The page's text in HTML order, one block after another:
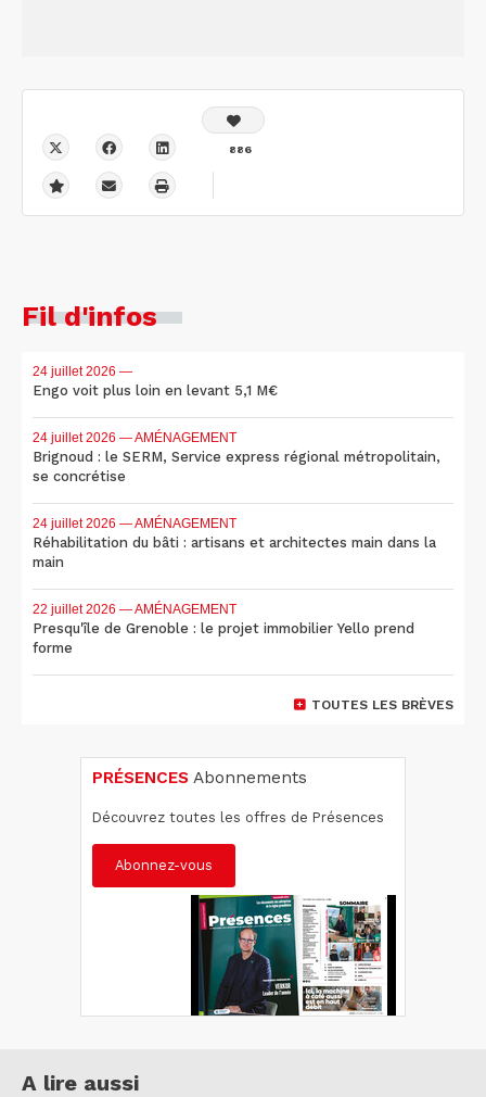
886
Fil d'infos
24 juillet 2026 —
Engo voit plus loin en levant 5,1 M€
24 juillet 2026 — AMÉNAGEMENT
Brignoud : le SERM, Service express régional métropolitain,
se concrétise
24 juillet 2026 — AMÉNAGEMENT
Réhabilitation du bâti : artisans et architectes main dans la
main
22 juillet 2026 — AMÉNAGEMENT
Presqu'île de Grenoble : le projet immobilier Yello prend
forme
TOUTES LES BRÈVES
PRÉSENCES Abonnements
Découvrez toutes les offres de Présences
Abonnez-vous
A lire aussi